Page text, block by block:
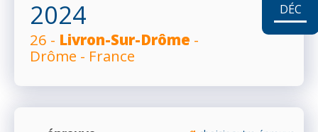
2024
26 - Livron-Sur-Drôme -
Drôme - France
DÉC